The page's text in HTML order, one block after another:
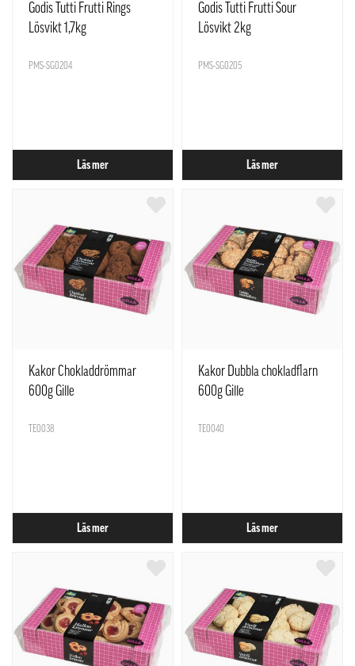
Godis Tutti Frutti Rings
Lösvikt 1,7kg
PMS-SG0204
Läs mer
Godis Tutti Frutti Sour
Lösvikt 2kg
PMS-SG0205
Läs mer
Kakor Chokladdrömmar
600g Gille
TE0038
Läs mer
Kakor Dubbla chokladflarn
600g Gille
TE0040
Läs mer